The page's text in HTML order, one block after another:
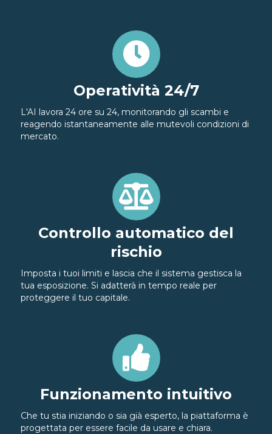
Operatività 24/7
L'AI lavora 24 ore su 24, monitorando gli scambi e
reagendo istantaneamente alle mutevoli condizioni di
mercato.
Controllo automatico del
rischio
Imposta i tuoi limiti e lascia che il sistema gestisca la
tua esposizione. Si adatterà in tempo reale per
proteggere il tuo capitale.
Funzionamento intuitivo
Che tu stia iniziando o sia già esperto, la piattaforma è
progettata per essere facile da usare e chiara.